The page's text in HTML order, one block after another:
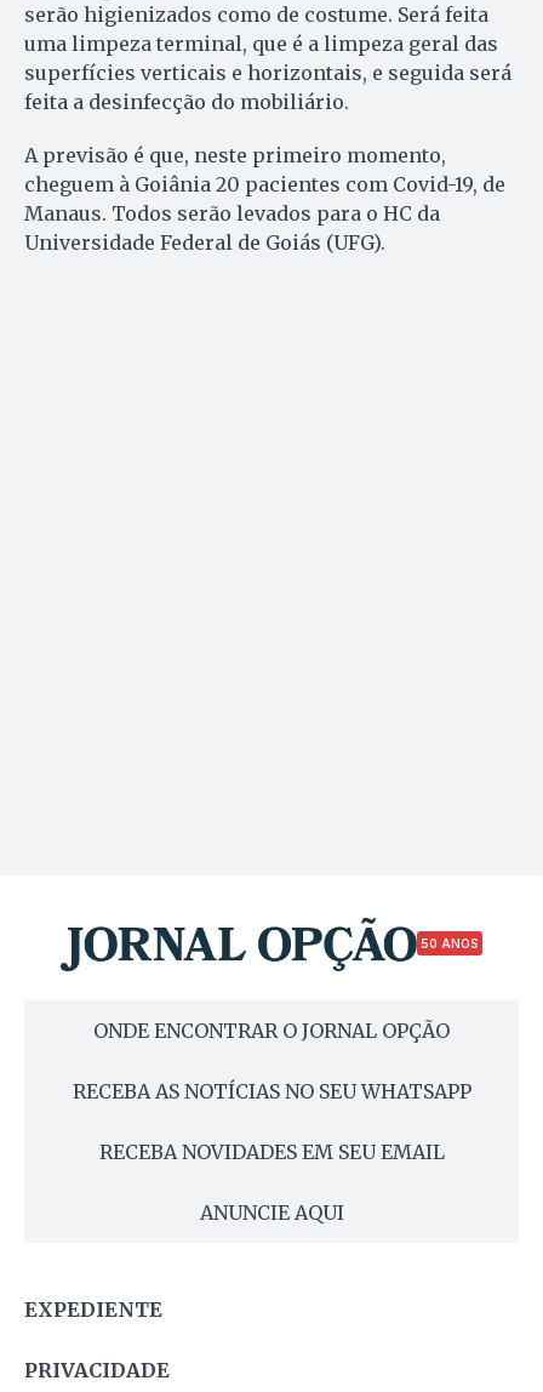
serão higienizados como de costume. Será feita
uma limpeza terminal, que é a limpeza geral das
superfícies verticais e horizontais, e seguida será
feita a desinfecção do mobiliário.
A previsão é que, neste primeiro momento,
cheguem à Goiânia 20 pacientes com Covid-19, de
Manaus. Todos serão levados para o HC da
Universidade Federal de Goiás (UFG).
50 ANOS
ONDE ENCONTRAR O JORNAL OPÇÃO
RECEBA AS NOTÍCIAS NO SEU WHATSAPP
RECEBA NOVIDADES EM SEU EMAIL
ANUNCIE AQUI
EXPEDIENTE
PRIVACIDADE